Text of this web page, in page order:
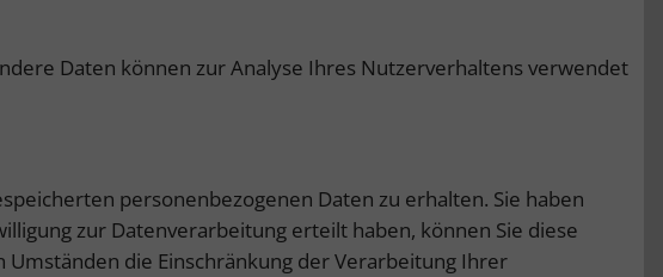
Daten können zur Analyse Ihres Nutzerverhaltens verwendet
personenbezogenen Daten zu erhalten. Sie haben
zur Datenverarbeitung erteilt haben, können Sie diese
die Einschränkung der Verarbeitung Ihrer